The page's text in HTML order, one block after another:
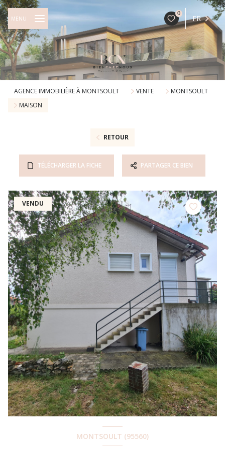
0
FR
MENU
AGENCE IMMOBILIÈRE À MONTSOULT VENTE
MONTSOULT
MAISON
RETOUR
TÉLÉCHARGER LA FICHE PARTAGER CE BIEN
VENDU
MONTSOULT (95560)